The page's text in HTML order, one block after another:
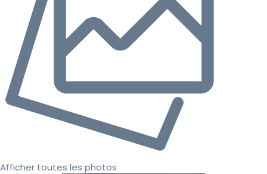
Afficher toutes les photos